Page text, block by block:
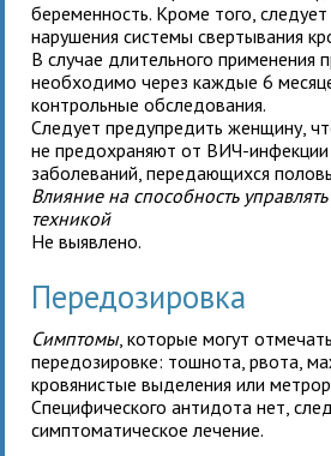
беременность. Кроме того,
нарушения системы свертывания
В случае длительного применения
необходимо через каждые 6
контрольные обследования.
Следует предупредить женщину,
не предохраняют от ВИЧ-
заболеваний, передающихся
Влияние на способность
техникой
Не выявлено.
Передозировка
Симптомы, которые могут
передозировке: тошнота, рвота,
кровянистые выделения или
Специфического антидота нет,
симптоматическое лечение.